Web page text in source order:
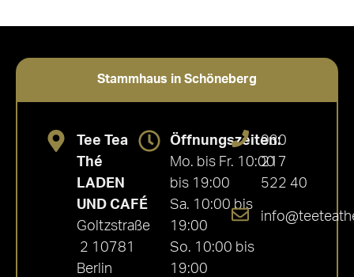
Stammhaus in Schöneberg
Tee Tea
Thé
LADEN
UND CAFÉ
Goltzstraße
2 10781
Berlin
Öffnungszeiten:
Mo. bis Fr. 10:00
bis 19:00
Sa. 10:00 bis
19:00
So. 10:00 bis
19:00
030
217
522 40